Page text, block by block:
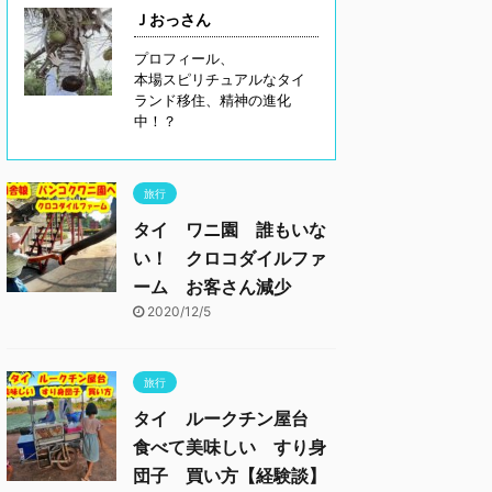
Ｊおっさん
プロフィール、
本場スピリチュアルなタイ
ランド移住、精神の進化
中！？
旅行
タイ ワニ園 誰もいな
い！ クロコダイルファ
ーム お客さん減少
2020/12/5
旅行
タイ ルークチン屋台
食べて美味しい すり身
団子 買い方【経験談】